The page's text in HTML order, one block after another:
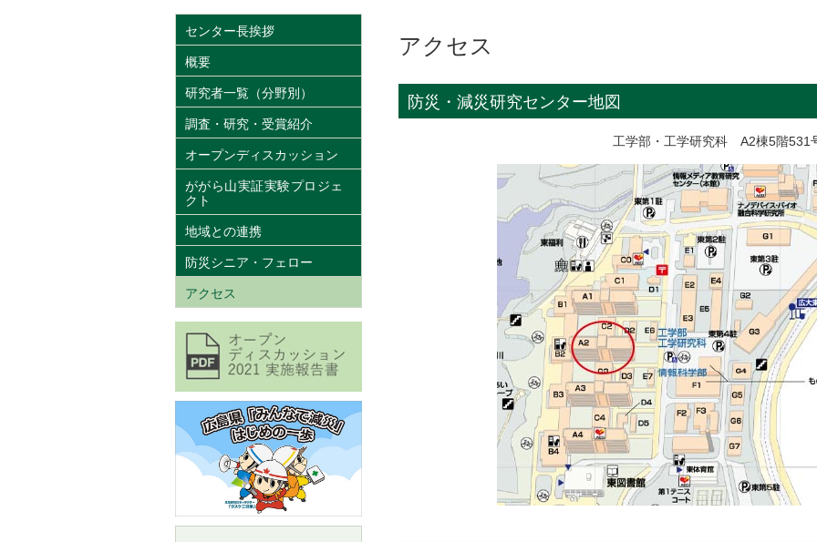
アクセス
防災・減災研究センター地図
工学部・工学研究科 A2棟5階531
センター長挨拶
概要
研究者一覧（分野別）
調査・研究・受賞紹介
オープンディスカッション
ががら山実証実験プロジェ
クト
地域との連携
防災シニア・フェロー
アクセス